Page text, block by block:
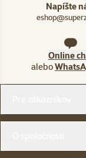
Napíšte
Online
alebo